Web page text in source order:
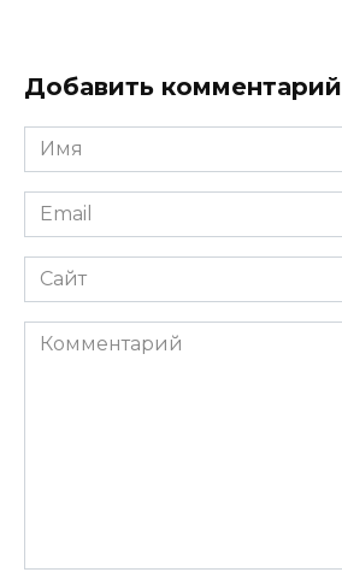
Добавить комментарий
Имя
*
Email
*
Сайт
Комментарий